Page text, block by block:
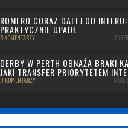
ROMERO CORAZ DALEJ OD
PRAKTYCZNIE UPADŁ
5 KOMENTARZY 7
DERBY W PERTH OBNAŻA BRAKI
JAKI TRANSFER PRIORYTETEM
0 KOMENTARZY 6